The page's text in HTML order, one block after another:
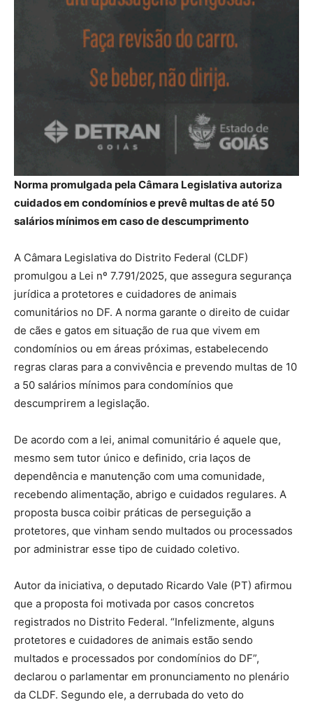
Norma promulgada pela Câmara Legislativa autoriza
cuidados em condomínios e prevê multas de até 50
salários mínimos em caso de descumprimento
A Câmara Legislativa do Distrito Federal (CLDF)
promulgou a Lei nº 7.791/2025, que assegura segurança
jurídica a protetores e cuidadores de animais
comunitários no DF. A norma garante o direito de cuidar
de cães e gatos em situação de rua que vivem em
condomínios ou em áreas próximas, estabelecendo
regras claras para a convivência e prevendo multas de 10
a 50 salários mínimos para condomínios que
descumprirem a legislação.
De acordo com a lei, animal comunitário é aquele que,
mesmo sem tutor único e definido, cria laços de
dependência e manutenção com uma comunidade,
recebendo alimentação, abrigo e cuidados regulares. A
proposta busca coibir práticas de perseguição a
protetores, que vinham sendo multados ou processados
por administrar esse tipo de cuidado coletivo.
Autor da iniciativa, o deputado Ricardo Vale (PT) afirmou
que a proposta foi motivada por casos concretos
registrados no Distrito Federal. “Infelizmente, alguns
protetores e cuidadores de animais estão sendo
multados e processados por condomínios do DF”,
declarou o parlamentar em pronunciamento no plenário
da CLDF. Segundo ele, a derrubada do veto do